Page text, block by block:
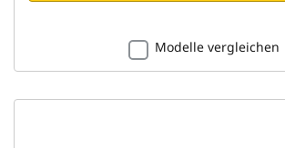
Modelle vergleichen